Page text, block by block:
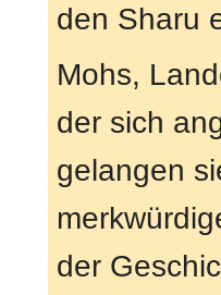
den Sharu
Mohs,
der sich
gelangen
der